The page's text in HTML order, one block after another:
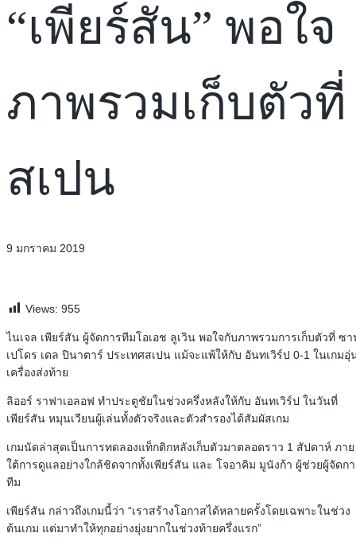
“เพียร์สัน” พอใจ
ภาพรวมเก็บตัวที่
สเปน
9 มกราคม 2019
Views: 955
ไนเจล เพียร์สัน ผู้จัดการทีมโอเอช ลูเวิน พอใจกับภาพรวมการเก็บตัวที่ ซ
เปโดร เดล ปินาตาร์ ประเทศสเปน แม้จะแพ้ให้กับ อันทเวิร์ป 0-1 ในเกมอุ่
เครื่องส่งท้าย
ลิออร์ ราฟาเอลอฟ ทำประตูชัยในช่วงครึ่งหลังให้กับ อันทเวิร์ป ในวันที่
เพียร์สัน หมุนเวียนผู้เล่นทั้งตัวจริงและตัวสำรองได้สัมผัสเกม
เกมนัดล่าสุดเป็นการทดลองแท็กติกหลังเก็บตัวมาตลอดราว 1 สัปดาห์ ภาย
ใต้การดูแลอย่างใกล้ชิดจากทั้งเพียร์สัน และ โจอาคิม มูนังก้า ผู้ช่วยผู้จัดก
ทีม
เพียร์สัน กล่าวถึงเกมนี้ว่า “เราสร้างโอกาสได้หลายครั้งโดยเฉพาะในช่วง
ต้นเกม แต่มาทำให้ทุกอย่างยุ่งยากในช่วงท้ายครึ่งแรก”